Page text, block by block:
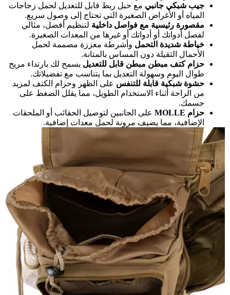
جيب شبكي جانبي مع حبل ربط قابل للتعديل لحمل زجاجات
المياه أو الأغراض الصغيرة التي تحتاج إلى وصول سريع.
مقصورة رئيسية مع فواصل داخلية لتنظيم أفضل، مثالي
لفصل أدواتك أو أدواتك أو غيرها من المعدات الصغيرة.
خياطة شديدة التحمل وأشرطة معززة مصممة لحمل
الأحمال الثقيلة دون المساس بالمتانة.
حزام كتف مبطن مبطن قابل للتعديل يسمح لك بارتداء مريح
طوال اليوم وسهولة التعديل بما يتناسب مع تفضيلاتك.
حشوة شبكية قابلة للتنفس على الظهر وحزام الكتف لمزيد
من الراحة أثناء الاستخدام الطويل، مما يقلل الضغط على
جسمك.
حزام MOLLE
على الجانبين لتوصيل الحقائب أو الملحقات
الإضافية، مما يضيف مرونة لحمل معدات إضافية.